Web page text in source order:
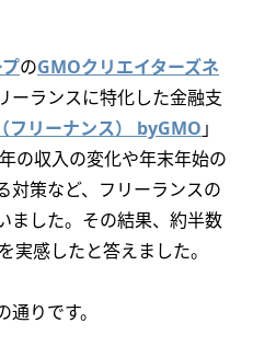
のGMOクリエイターズネ
ーランスに特化した金融支
フリーナンス） byGMO 」
の収入の変化や年末年始の
対策など、フリーランスの
ました。その結果、約半数
実感したと答えました。
りです。